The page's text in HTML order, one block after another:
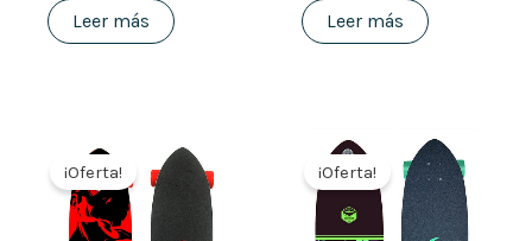
Leer más Leer más
¡Oferta!
precio
original
era:
280,00€.
actual
¡Oferta!
precio
original
era:
280,00€.
es: